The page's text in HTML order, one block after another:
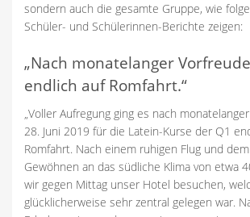
sondern auch die gesamte Gruppe, wie
Schüler- und Schülerinnen-Berichte zeigen:
„Nach monatelanger
endlich auf Romfahrt.“
„Voller Aufregung ging es nach
28. Juni 2019 für die Latein-Kurse der Q1
Romfahrt. Nach einem ruhigen Flug und
Gewöhnen an das südliche Klima von etwa
wir gegen Mittag unser Hotel besuchen,
glücklicherweise sehr zentral gelegen war.